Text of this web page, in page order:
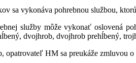
sa vykonáva pohrebnou službou,
služby môže vykonať oslovená
dvojhrob, dvojhrob prehĺbený,
opatrovateľ HM sa preukáže zmluvou